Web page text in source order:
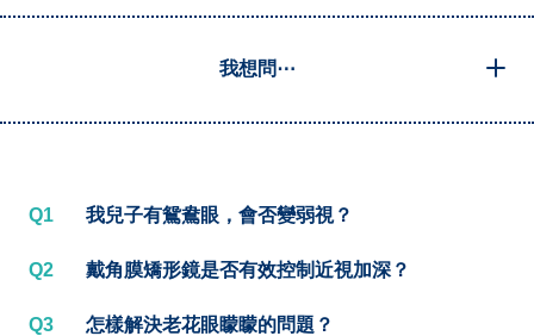
我想問⋯
Q1 我兒子有鴛鴦眼，會否變弱視？
Q2 戴角膜矯形鏡是否有效控制近視加深？
Q3 怎樣解決老花眼矇矇的問題？